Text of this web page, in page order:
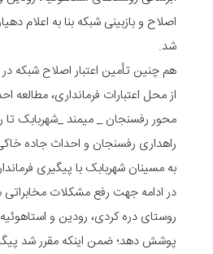
اصلاح و بازبینی شبکه بنا به اعلام
شد.
هم چنین تأمین اعتبار اصلاح شبکه
از محل اعتبارات فرمانداری، مطالعه
محور رفسنجان _ میمند _شهربابک
راهداری رفسنجان و احداث جاده
به مسینان شهربابک با پیگیری
پوشش دهد؛ ضمن اینکه مقرر شد